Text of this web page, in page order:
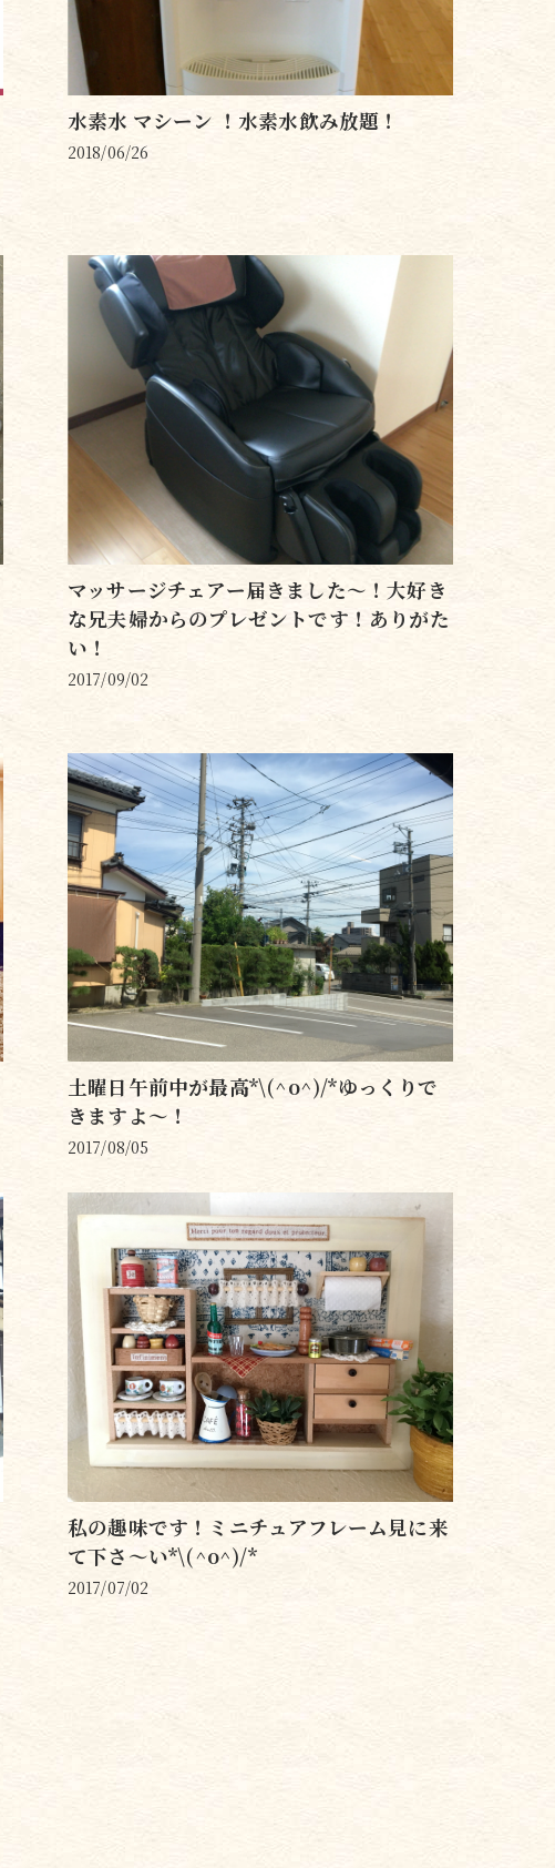
水素水 マシーン ！水素水飲み放題！
2018/06/26
マッサージチェアー届きました〜！大好き
な兄夫婦からのプレゼントです！ありがた
い！
2017/09/02
土曜日午前中が最高*\(^o^)/*ゆっくりで
きますよ〜！
2017/08/05
私の趣味です！ミニチュアフレーム見に来
て下さ〜い*\(^o^)/*
2017/07/02